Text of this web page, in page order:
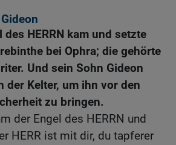
des HERRN kam und setzte
bei Ophra; die gehörte
Und sein Sohn Gideon
der Kelter, um ihn vor den
zu bringen.
der Engel des HERRN und
HERR ist mit dir, du tapferer